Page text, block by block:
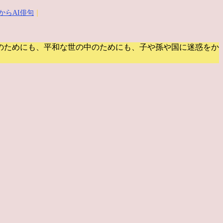
らAI俳句
ためにも、平和な世の中のためにも、子や孫や国に迷惑をか